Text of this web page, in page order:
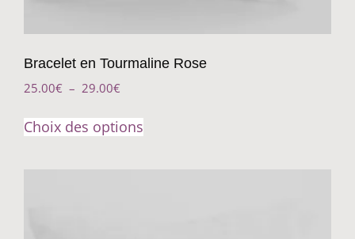
Bracelet en Tourmaline Rose
25.00€ – 29.00€
Choix des options